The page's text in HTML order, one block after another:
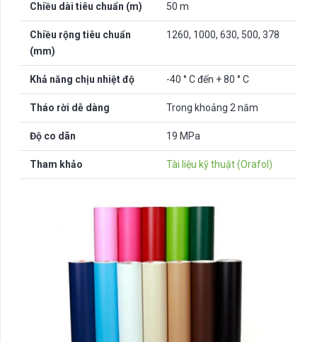
Chiều dài tiêu chuẩn (m) 50 m
Chiều rộng tiêu chuẩn
(mm)
1260, 1000, 630, 500, 378
Khả năng chịu nhiệt độ -40 ° C đến + 80 ° C
Tháo rời dễ dàng Trong khoảng 2 năm
Độ co dãn 19 MPa
Tham khảo Tài liệu kỹ thuật (Orafol)